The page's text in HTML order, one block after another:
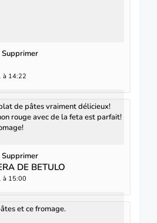
Supprimer
à 14:22
de pâtes vraiment délicieux!
rouge avec de la feta est parfait!
Supprimer
DE BETULO
à 15:00
et ce fromage.